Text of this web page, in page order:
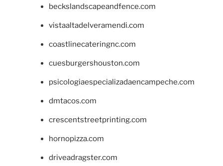
beckslandscapeandfence.com
vistaaltadelveramendi.com
coastlinecateringnc.com
cuesburgershouston.com
psicologiaespecializadaencampeche.com
dmtacos.com
crescentstreetprinting.com
hornopizza.com
driveadragster.com